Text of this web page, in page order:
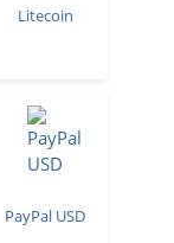
Litecoin
PayPal USD